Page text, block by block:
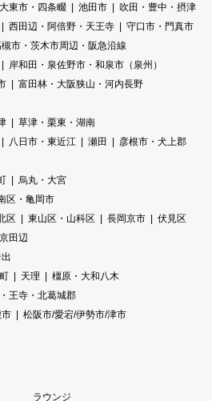
大東市・四条畷 池田市
吹田・豊中・摂津
西田辺・阿倍野・天王寺
守口市・門真市
槻市・茨木市周辺・阪急沿線
岸和田・泉佐野市・和泉市（泉州）
富田林・大阪狭山・河内長野
草津・栗東・湖南
八日市・東近江 瀬田
彦根市・犬上郡
烏丸・大宮
区・亀岡市
区
東山区・山科区 長岡京市
伏見区
田辺
天理
橿原・大和八木
王寺・北葛城郡
市
松阪市/愛宕/伊勢市/津市
ラウンジ